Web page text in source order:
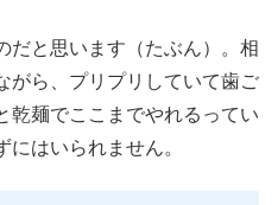
だと思います（たぶん）。相
がら、プリプリしていて歯ご
乾麺でここまでやれるってい
にはいられません。